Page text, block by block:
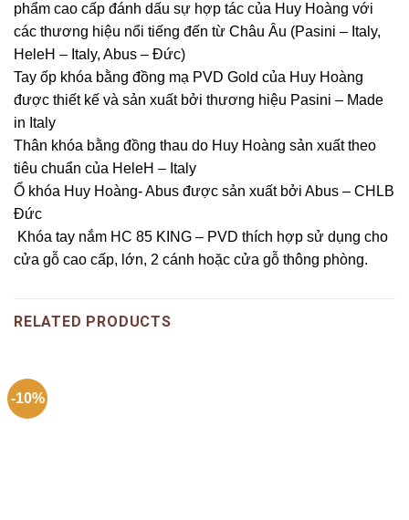
phẩm cao cấp đánh dấu sự hợp tác của Huy Hoàng với
các thương hiệu nổi tiếng đến từ Châu Âu (Pasini – Italy,
HeleH – Italy, Abus – Đức)
Tay ốp khóa bằng đồng mạ PVD Gold của Huy Hoàng
được thiết kế và sản xuất bởi thương hiệu Pasini – Made
in Italy
Thân khóa bằng đồng thau do Huy Hoàng sản xuất theo
tiêu chuẩn của HeleH – Italy
Ổ khóa Huy Hoàng- Abus được sản xuất bởi Abus – CHLB
Đức
Khóa tay nắm HC 85 KING – PVD thích hợp sử dụng cho
cửa gỗ cao cấp, lớn, 2 cánh hoặc cửa gỗ thông phòng.
RELATED PRODUCTS
-10%